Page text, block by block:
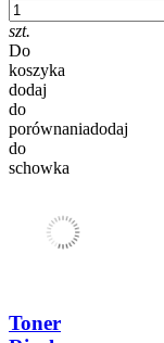
szt.
Do
koszyka
dodaj
do
porównaniadodaj
do
schowka
Toner